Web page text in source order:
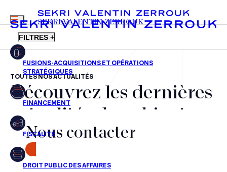
FR EN
MENU
SEKRI VALENTIN ZERROUK
FILTRES +
Fusions-acquisitions et opérations stratégiques
Financement
Fiscalité
Droit public des affaires
TOUTES NOS ACTUALITÉS
Découvrez les dernières
actualités du cabinet,
nos récompenses et nos
transactions, jour après
Nous contacter